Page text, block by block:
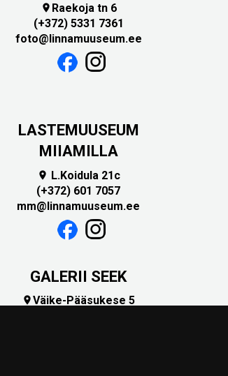
 Raekoja tn 6
(+372) 5331 7361
foto@linnamuuseum.ee
LASTEMUUSEUM
MIIAMILLA
 L.Koidula 21c
(+372) 601 7057
mm@linnamuuseum.ee
GALERII SEEK
Väike-Pääsukese 5